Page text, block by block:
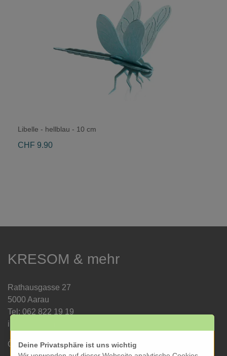
Libelle - hellblau - 10 cm
CHF 9.90
KRESOM & mehr
Rathausgasse 27
5000 Aarau
Tel: 062 822 19 19
info@kresom.ch
Öffnungszeiten Laden:
Deine Privatsphäre ist uns wichtig